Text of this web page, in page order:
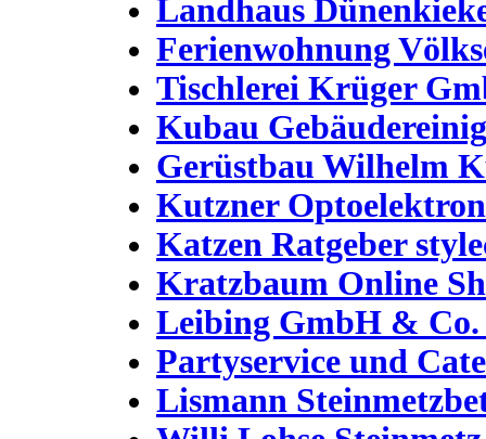
Landhaus
Ferienwohnung
Tischlerei Krüger
Kubau
Gerüstbau Wilhelm
Kutzner
Katzen Ratgeber
Kratzbaum Online
Leibing GmbH &
Partyservice und
Lismann